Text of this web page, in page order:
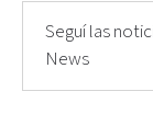
Seguí las
News